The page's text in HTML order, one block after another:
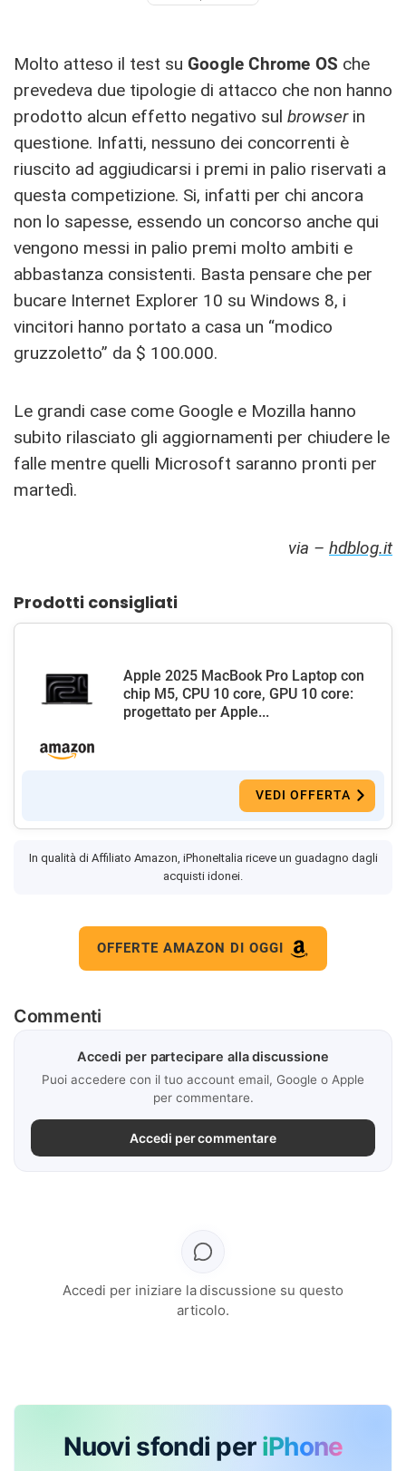
Molto atteso il test su Google Chrome OS che
prevedeva due tipologie di attacco che non hanno
prodotto alcun effetto negativo sul browserin
questione. Infatti, nessuno dei concorrenti è
riuscito ad aggiudicarsi i premi in palio riservati a
questa competizione. Si, infatti per chi ancora
non lo sapesse, essendo un concorso anche qui
vengono messi in palio premi molto ambiti e
abbastanza consistenti. Basta pensare che per
bucare Internet Explorer 10 su Windows 8, i
vincitori hanno portato a casa un “modico
gruzzoletto” da $ 100.000.
Le grandi case come Google e Mozilla hanno
subito rilasciato gli aggiornamenti per chiudere le
falle mentre quelli Microsoft saranno pronti per
martedì.
via – hdblog.it
Prodotti consigliati
Apple 2025 MacBook Pro Laptop con
chip M5, CPU 10 core, GPU 10 core:
progettato per Apple...
VEDI OFFERTA
In qualità di Affiliato Amazon, iPhoneItalia riceve un guadagno dagli
acquisti idonei.
OFFERTE AMAZON DI OGGI
Commenti
Accedi per partecipare alla discussione
Puoi accedere con il tuo account email, Google o Apple
per commentare.
Accedi per commentare
Accedi per iniziare la discussione su questo
articolo.
Nuovi sfondi per iPhone